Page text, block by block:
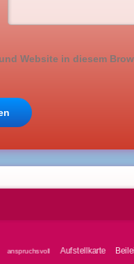
Website in diesem
anspruchsvoll Aufstellkarte